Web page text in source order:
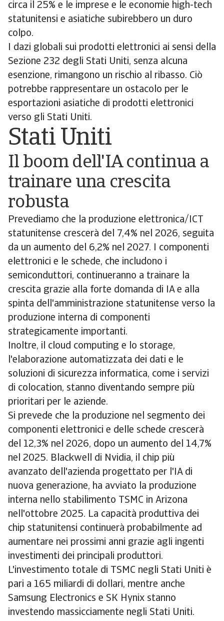
circa il 25% e le imprese e le economie high-tech
statunitensi e asiatiche subirebbero un duro
colpo.
I dazi globali sui prodotti elettronici ai sensi della
Sezione 232 degli Stati Uniti, senza alcuna
esenzione, rimangono un rischio al ribasso. Ciò
potrebbe rappresentare un ostacolo per le
esportazioni asiatiche di prodotti elettronici
verso gli Stati Uniti.
Stati Uniti
Il boom dell'IA continua a
trainare una crescita
robusta
Prevediamo che la produzione elettronica/ICT
statunitense crescerà del 7,4% nel 2026, seguita
da un aumento del 6,2% nel 2027. I componenti
elettronici e le schede, che includono i
semiconduttori, continueranno a trainare la
crescita grazie alla forte domanda di IA e alla
spinta dell'amministrazione statunitense verso la
produzione interna di componenti
strategicamente importanti.
Inoltre, il cloud computing e lo storage,
l'elaborazione automatizzata dei dati e le
soluzioni di sicurezza informatica, come i servizi
di colocation, stanno diventando sempre più
prioritari per le aziende.
Si prevede che la produzione nel segmento dei
componenti elettronici e delle schede crescerà
del 12,3% nel 2026, dopo un aumento del 14,7%
nel 2025. Blackwell di Nvidia, il chip più
avanzato dell'azienda progettato per l'IA di
nuova generazione, ha avviato la produzione
interna nello stabilimento TSMC in Arizona
nell'ottobre 2025. La capacità produttiva dei
chip statunitensi continuerà probabilmente ad
aumentare nei prossimi anni grazie agli ingenti
investimenti dei principali produttori.
L'investimento totale di TSMC negli Stati Uniti è
pari a 165 miliardi di dollari, mentre anche
Samsung Electronics e SK Hynix stanno
investendo massicciamente negli Stati Uniti.